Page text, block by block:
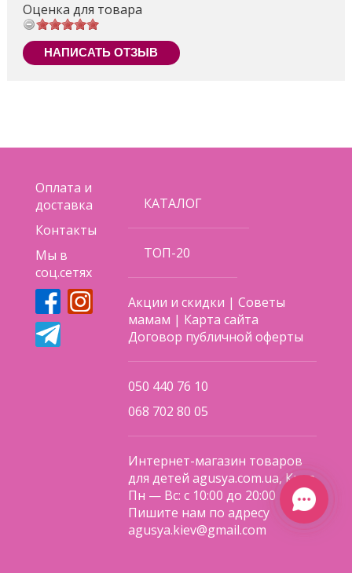
Оценка для товара
НАПИСАТЬ ОТЗЫВ
Оплата и
доставка
Контакты
Мы в
соц.сетях
КАТАЛОГ
ТОП-20
Акции и скидки |Советы
мамам | Карта сайта
Договор публичной оферты
050 440 76 10
068 702 80 05
Интернет-магазин товаров
для детей agusya.com.ua, Киев
Пн — Вс: с 10:00 до 20:00
Пишите нам по адресу
agusya.kiev@gmail.com